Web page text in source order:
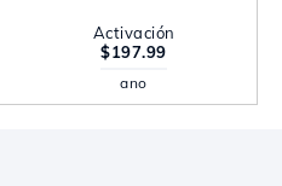
Activación
$197.99
ano